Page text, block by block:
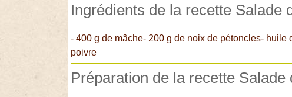
Ingrédients de la recette Salade
- 400 g de mâche- 200 g de noix de pétoncles-
poivre
Préparation de la recette